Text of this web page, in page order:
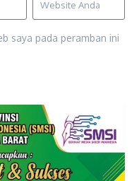
saya pada peramban ini